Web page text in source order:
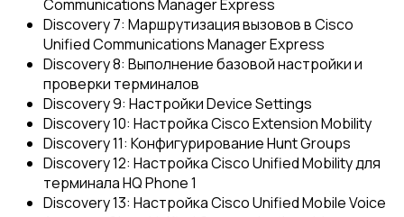
Communications Manager Express
Discovery 7: Маршрутизация вызовов в Cisco
Unified Communications Manager Express
Discovery 8: Выполнение базовой настройки и
проверки терминалов
Discovery 9: Настройки Device Settings
Discovery 10: Настройка Cisco Extension Mobility
Discovery 11: Конфигурирование Hunt Groups
Discovery 12: Настройка Cisco Unified Mobility для
терминала HQ Phone 1
Discovery 13: Настройка Cisco Unified Mobile Voice